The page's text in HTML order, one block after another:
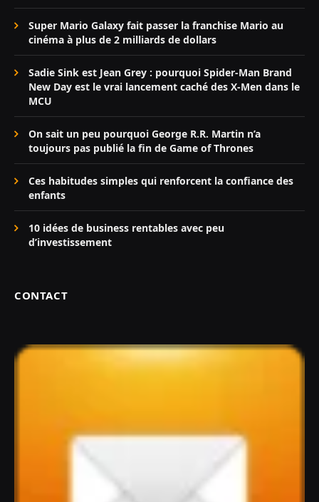
Super Mario Galaxy fait passer la franchise Mario au
cinéma à plus de 2 milliards de dollars
Sadie Sink est Jean Grey : pourquoi Spider-Man Brand
New Day est le vrai lancement caché des X-Men dans le
MCU
On sait un peu pourquoi George R.R. Martin n’a
toujours pas publié la fin de Game of Thrones
Ces habitudes simples qui renforcent la confiance des
enfants
10 idées de business rentables avec peu
d’investissement
CONTACT